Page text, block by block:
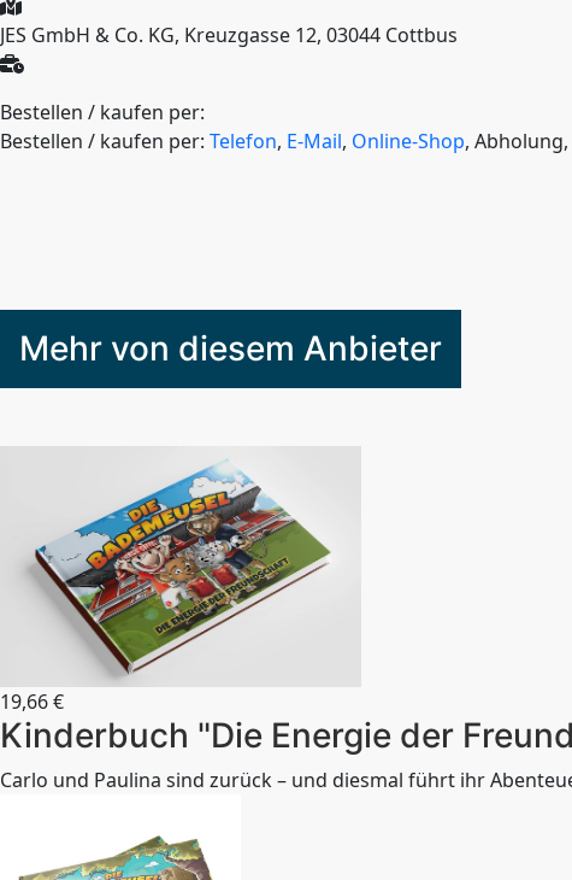
JES GmbH & Co. KG, Kreuzgasse 12, 03044 Cottbus
Bestellen / kaufen per:
Bestellen / kaufen per: Telefon, E-Mail, Online-Shop,
Mehr von diesem Anbieter
19,66€
Kinderbuch "Die Energie der
Carlo und Paulina sind zurück – und diesmal führt ihr